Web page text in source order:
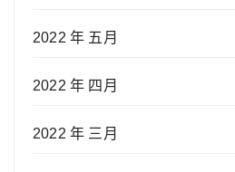
2022 年 五月
2022 年 四月
2022 年 三月